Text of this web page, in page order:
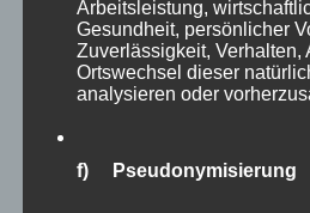
vielfältigen Vögel zu
Besuch saßen leider schon
Bank… :).
Arbeitsleistung,
Gesundheit, persönlicher
Zuverlässigkeit, Verhalten,
Ortswechsel dieser
analysieren oder
f) Pseudonymisierung